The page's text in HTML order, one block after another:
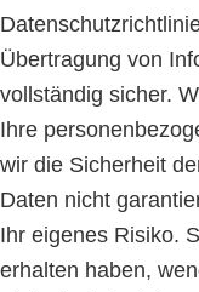
Übertragung von
vollständig sicher.
Ihre
wir die Sicherheit
Daten nicht
Ihr eigenes Risiko.
erhalten haben,